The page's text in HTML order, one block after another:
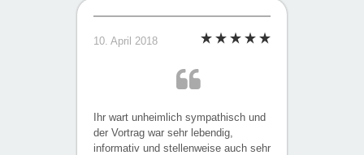
10. April 2018
Ihr wart unheimlich sympathisch und
der Vortrag war sehr lebendig,
informativ und stellenweise auch sehr